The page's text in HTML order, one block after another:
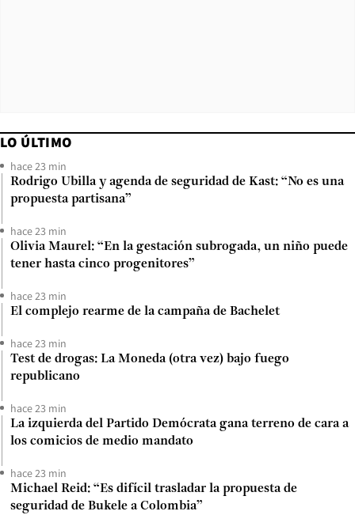
LO ÚLTIMO
hace 23 min
Rodrigo Ubilla y agenda de seguridad de Kast: “No es una
propuesta partisana”
hace 23 min
Olivia Maurel: “En la gestación subrogada, un niño puede
tener hasta cinco progenitores”
hace 23 min
El complejo rearme de la campaña de Bachelet
hace 23 min
Test de drogas: La Moneda (otra vez) bajo fuego
republicano
hace 23 min
La izquierda del Partido Demócrata gana terreno de cara a
los comicios de medio mandato
hace 23 min
Michael Reid: “Es difícil trasladar la propuesta de
seguridad de Bukele a Colombia”